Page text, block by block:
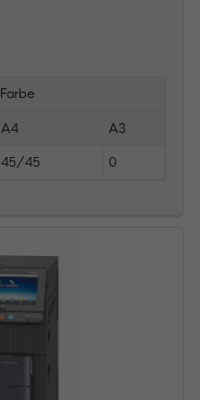
Farbe
A4 A3
45/45 0